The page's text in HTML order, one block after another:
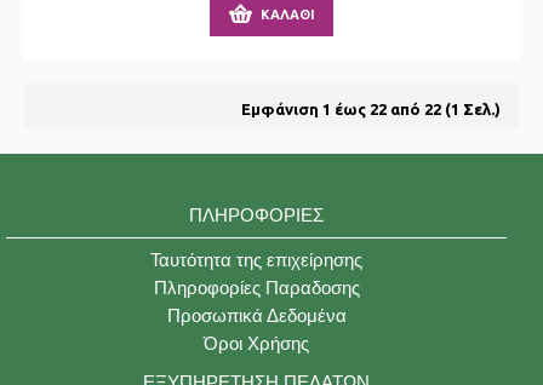
ΚΑΛΆΘΙ
Εμφάνιση 1 έως 22 από 22 (1 Σελ.)
ΠΛΗΡΟΦΟΡΊΕΣ
Ταυτότητα της επιχείρησης
Πληροφορίες Παραδοσης
Προσωπικά Δεδομένα
Όροι Χρήσης